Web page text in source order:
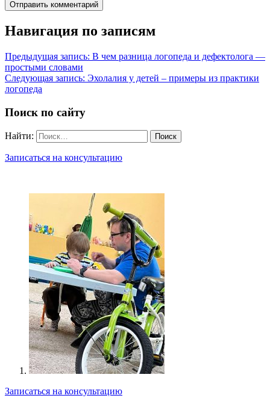
Навигация по записям
Предыдущая запись: В чем разница логопеда и дефектолога —
простыми словами
Следующая запись: Эхолалия у детей – примеры из практики
логопеда
Поиск по сайту
Найти:
Записаться на консультацию
Записаться на консультацию